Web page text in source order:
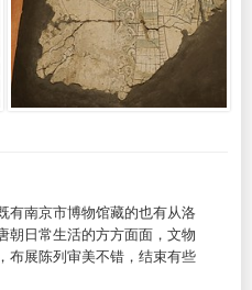
有南京市博物馆藏的也有从洛
朝日常生活的方方面面，文物
布展陈列审美不错，结束有些